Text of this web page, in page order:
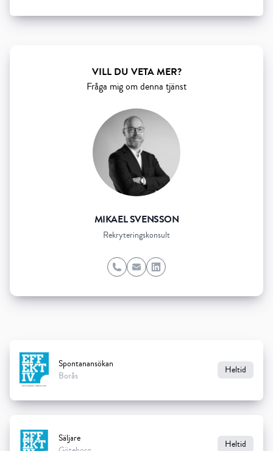
VILL DU VETA MER?
Fråga mig om denna tjänst
MIKAEL SVENSSON
Rekryteringskonsult
PhoneEmailLinkedIn
Spontanansökan
Borås
Heltid
Säljare
Heltid